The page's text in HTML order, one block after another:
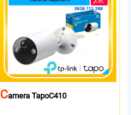
CAmera TapoC410